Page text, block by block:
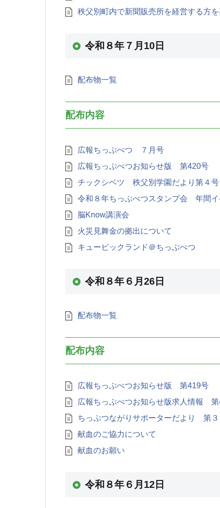
秩父別町内で新聞販売所を経営する方
令和８年７月10日
配布物一覧
配布内容
広報ちっぷべつ ７月号
広報ちっぷべつお知らせ版 第420号
チックシベツ 秩父別学園だより第４
令和８年ちっぷべつスタンプ会 年間
脳Know講演会
火災見舞金の拠出について
キュービックランド＠ちっぷべつ
令和８年６月26日
配布物一覧
配布内容
広報ちっぷべつお知らせ版 第419号
広報ちっぷべつお知らせ版求人情報
ちっぷつながりサポーターだより 第
献血のご協力について
献血のお願い
令和８年６月12日